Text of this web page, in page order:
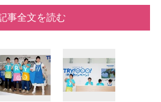
事全文を読む